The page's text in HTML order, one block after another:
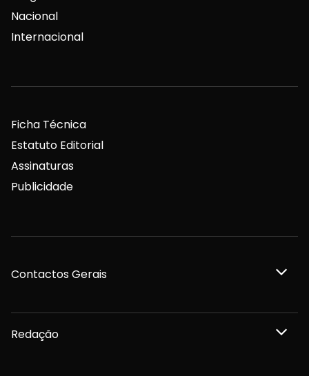
Nacional
Internacional
Ficha Técnica
Estatuto Editorial
Assinaturas
Publicidade
Contactos Gerais
Redação